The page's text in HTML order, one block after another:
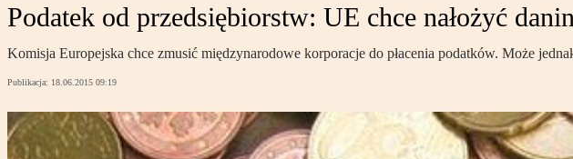
Podatek od przedsiębiorstw: UE chce nałożyć
Komisja Europejska chce zmusić międzynarodowe korporacje do płacenia podatków. Może
Publikacja: 18.06.2015 09:19